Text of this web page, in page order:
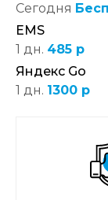
Сегодня
EMS
1 дн. 485 р
Яндекс Go
1 дн. 1300 р